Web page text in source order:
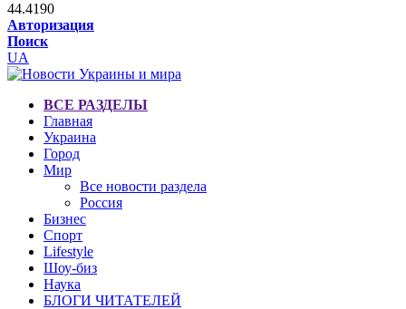
44.4190
Авторизация
Поиск
UA
ВСЕ РАЗДЕЛЫ
Главная
Украина
Город
Мир
Все новости раздела
Россия
Бизнес
Спорт
Lifestyle
Шоу-биз
Наука
БЛОГИ ЧИТАТЕЛЕЙ